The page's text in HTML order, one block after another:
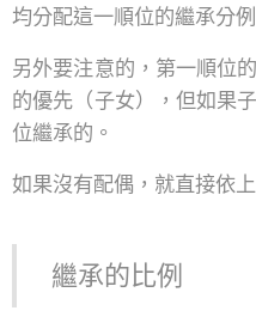
均分配這一順位的繼承分例
另外要注意的，第一順位
的優先（子女），但如果
位繼承的。
如果沒有配偶，就直接依
繼承的比例